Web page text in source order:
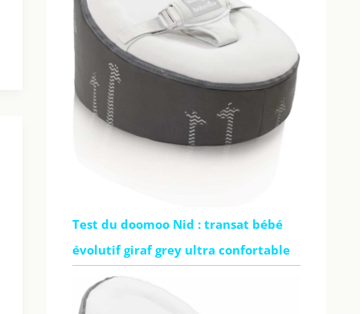
Test du doomoo Nid : transat bébé
évolutif giraf grey ultra confortable